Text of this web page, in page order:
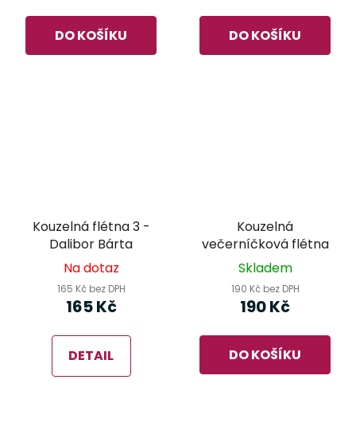
DO KOŠÍKU DO KOŠÍKU
Kouzelná flétna 3 -
Dalibor Bárta
Na dotaz
165 Kč bez DPH
165 Kč
DETAIL
Kouzelná
večerníčková flétna
Skladem
190 Kč bez DPH
190 Kč
DO KOŠÍKU